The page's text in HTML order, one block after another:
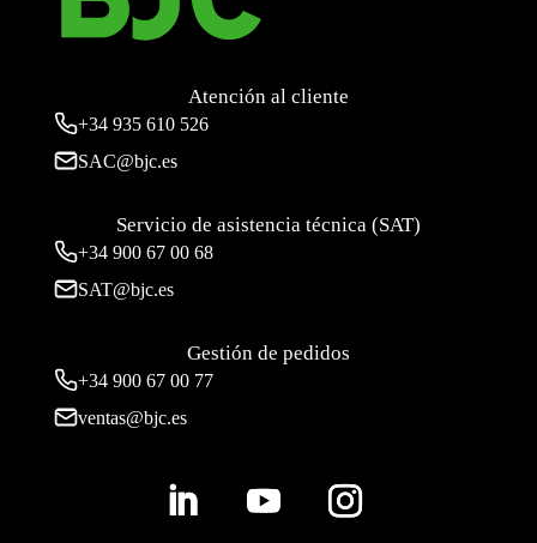
Atención al cliente
+34 935 610 526
SAC@bjc.es
Servicio de asistencia técnica (SAT)
+34 900 67 00 68
SAT@bjc.es
Gestión de pedidos
+34 900 67 00 77
ventas@bjc.es